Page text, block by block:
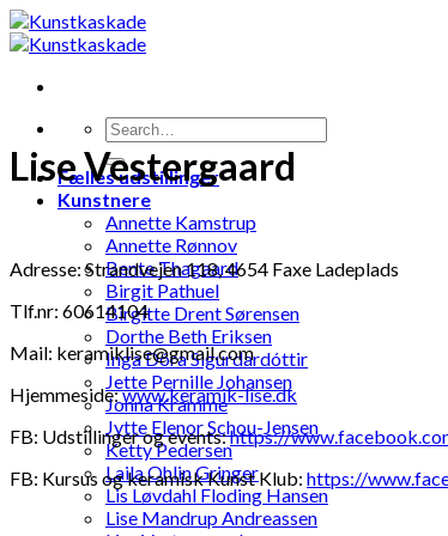
Skip
to
Fælles udstillinger
Kunstnere
Annette Kamstrup
Annette Rønnov
Bente Thagaard
Birgit Pathuel
Birgitte Drent Sørensen
Dorthe Beth Eriksen
Inga Dóra Sigurdardóttir
Jette Pernille Johansen
Jonna Kramme
Jytte Elenor Schou-Jensen
Ketty Pedersen
Laila Ohlin Gringer
Lis Løvdahl Floding Hansen
Lise Mandrup Andreassen
Lise Vestergaard
Adresse: Strandvejen 118, 4654 Faxe Ladeplads
Tlf.nr: 60614104
Mail: keramiklise@gmail.com
Hjemmeside:www.keramik-lise.dk
FB: Udstillinger og events:https://
FB: Kursus og keramisk Kunst Klub: https://